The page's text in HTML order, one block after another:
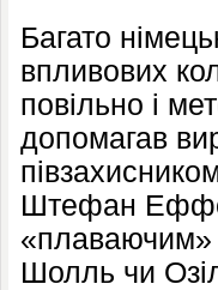
Багато
впливових
повільно і
допомагав
Штефан
Шолль чи